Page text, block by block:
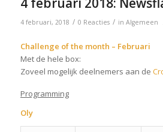
4 februari, 2018 / 0 Reacties / in Algemeen
Challenge of the month – Februari
Met de hele box:
Zoveel mogelijk deelnemers aan de
Programming
Oly